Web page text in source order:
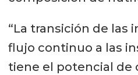
“La transición de las
flujo continuo a las
tiene el potencial de